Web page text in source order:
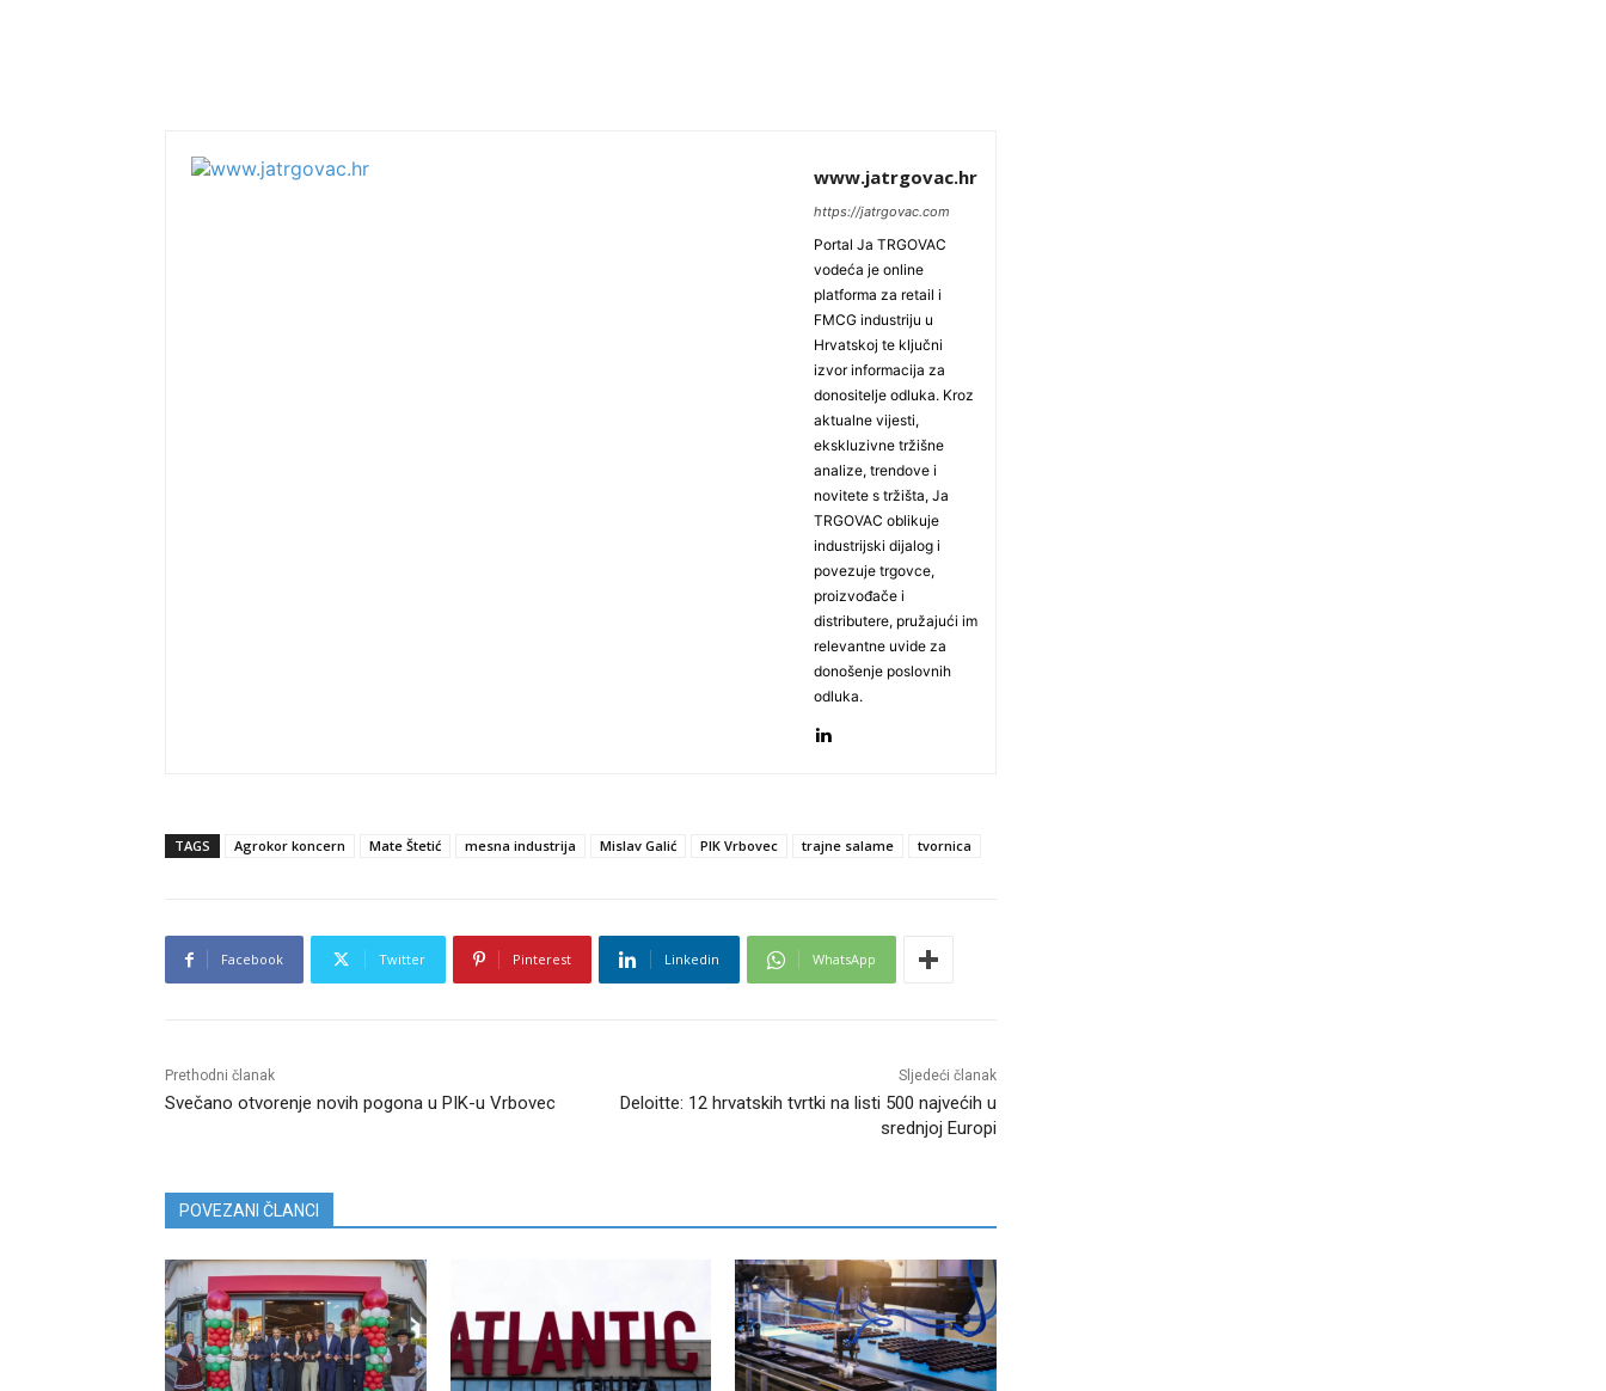
www.jatrgovac.hr
https://jatrgovac.com
Portal Ja TRGOVAC
vodeća je online
platforma za retail i
FMCG industriju u
Hrvatskoj te ključni
izvor informacija za
donositelje odluka. Kroz
aktualne vijesti,
ekskluzivne tržišne
analize, trendove i
novitete s tržišta, Ja
TRGOVAC oblikuje
industrijski dijalog i
povezuje trgovce,
proizvođače i
distributere, pružajući im
relevantne uvide za
donošenje poslovnih
odluka.
TAGS Agrokor koncern Mate Štetić mesna industrija Mislav Galić PIK Vrbovec trajne salame tvornica
Facebook Twitter Pinterest Linkedin WhatsApp
Prethodni članak
Svečano otvorenje novih pogona u PIK-u Vrbovec
Sljedeći članak
Deloitte: 12 hrvatskih tvrtki na listi 500 najvećih u
srednjoj Europi
POVEZANI ČLANCI